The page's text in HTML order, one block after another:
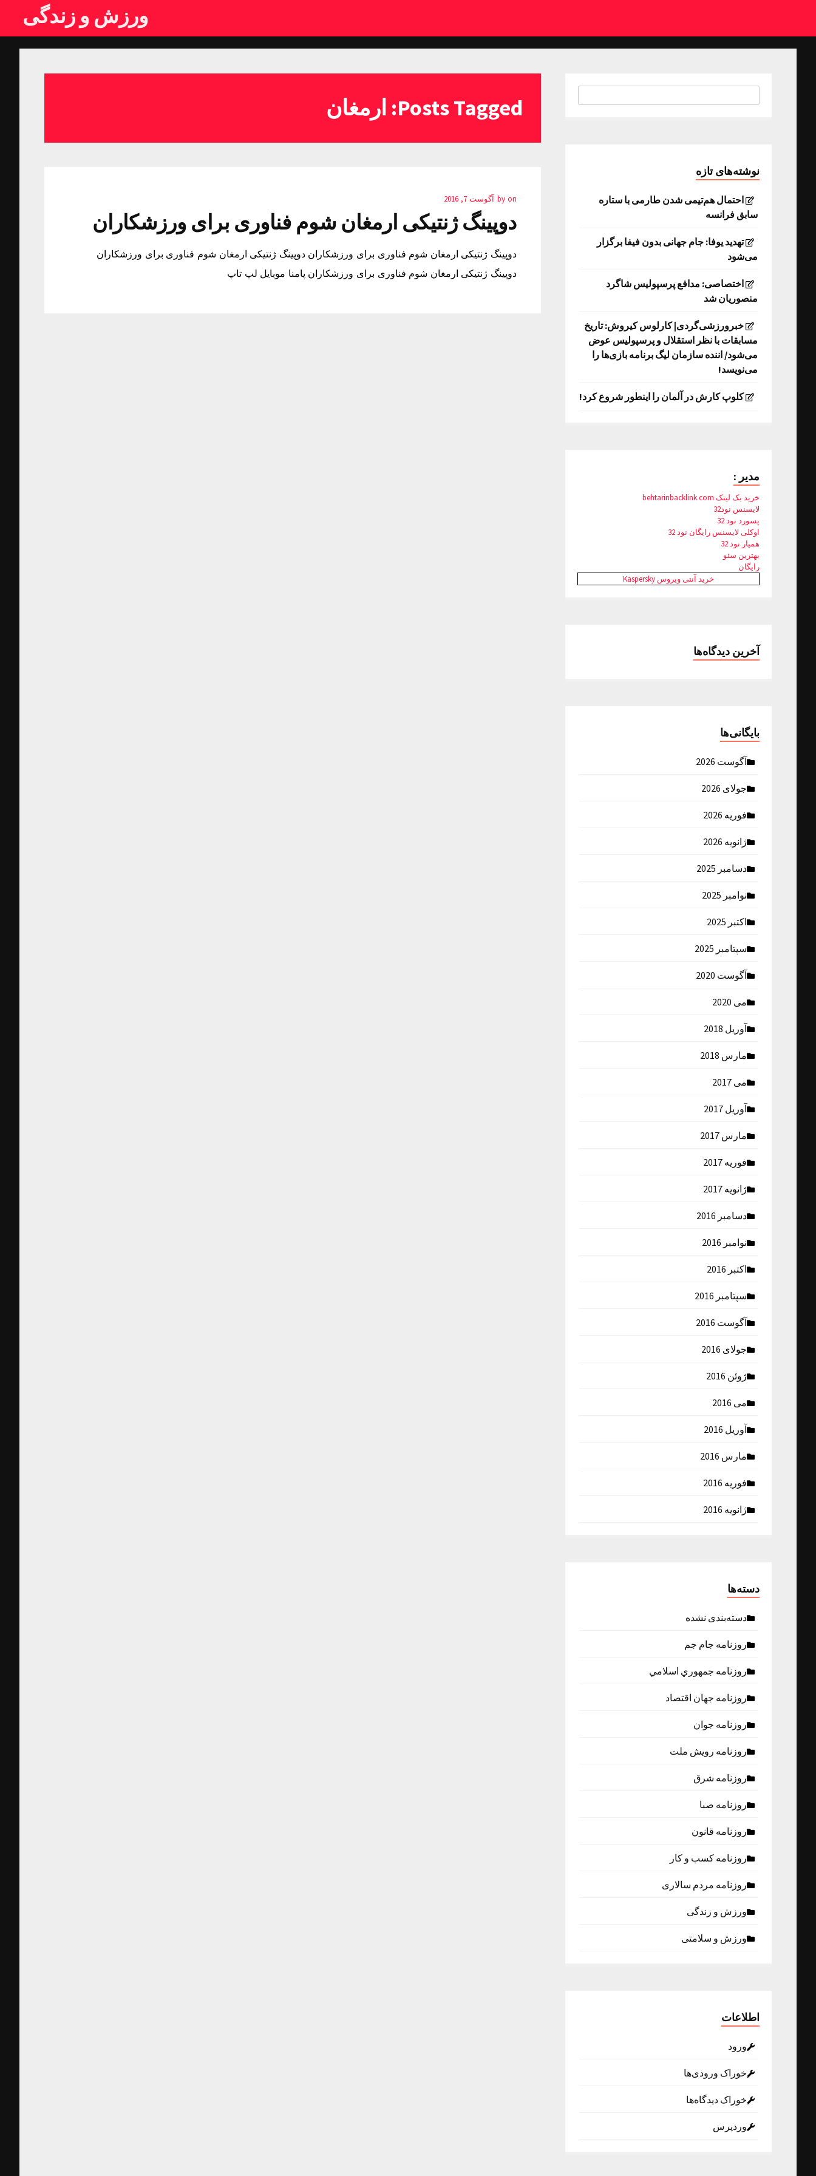
ورزش و زندگی
Posts Tagged: ارمغان
by on آگوست 7, 2016
دوپینگ ژنتیکی ارمغان شوم فناوری برای ورزشکاران
دوپینگ ژنتیکی ارمغان شوم فناوری برای ورزشکاران دوپینگ ژنتیکی ارمغان شوم فناوری برای ورزشکاران
دوپینگ ژنتیکی ارمغان شوم فناوری برای ورزشکاران پامنا موبایل لپ تاپ
نوشته‌های تازه
احتمال هم‌تیمی شدن طارمی با ستاره
سابق فرانسه
تهدید یوفا: جام جهانی بدون فیفا برگزار
می‌شود
اختصاصی: مدافع پرسپولیس شاگرد
منصوریان شد
خبرورزشی‌گردی| کارلوس کیروش: تاریخ
مسابقات با نظر استقلال و پرسپولیس عوض
می‌شود/ اننده سازمان لیگ برنامه بازی‌ها را
می‌نویسد!
کلوپ کارش در آلمان را اینطور شروع کرد!
مدیر :
خرید بک لینک behtarinbacklink.com
لایسنس نود32
پسورد نود 32
اوکلی لایسنس رایگان نود 32
همیار نود 32
بهترین سئو
رایگان
خرید آنتی ویروس Kaspersky
آخرین دیدگاه‌ها
بایگانی‌ها
آگوست 2026
جولای 2026
فوریه 2026
ژانویه 2026
دسامبر 2025
نوامبر 2025
اکتبر 2025
سپتامبر 2025
آگوست 2020
می 2020
آوریل 2018
مارس 2018
می 2017
آوریل 2017
مارس 2017
فوریه 2017
ژانویه 2017
دسامبر 2016
نوامبر 2016
اکتبر 2016
سپتامبر 2016
آگوست 2016
جولای 2016
ژوئن 2016
می 2016
آوریل 2016
مارس 2016
فوریه 2016
ژانویه 2016
دسته‌ها
دسته‌بندی نشده
روزنامه جام جم
روزنامه جمهوري اسلامي
روزنامه جهان اقتصاد
روزنامه جوان
روزنامه رویش ملت
روزنامه شرق
روزنامه صبا
روزنامه قانون
روزنامه كسب و كار
روزنامه مردم سالاری
ورزش و زندگی
ورزش و سلامتی
اطلاعات
ورود
خوراک ورودی‌ها
خوراک دیدگاه‌ها
وردپرس